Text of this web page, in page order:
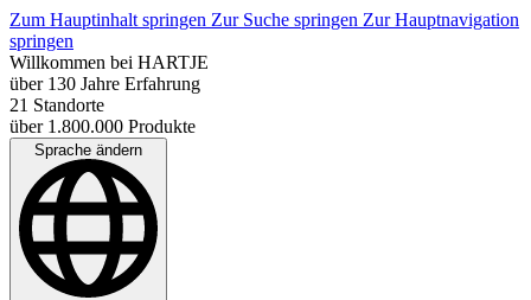
Zum Hauptinhalt springen Zur Suche springen Zur Hauptnavigation
springen
Willkommen bei HARTJE
über 130 Jahre Erfahrung
21 Standorte
über 1.800.000 Produkte
Sprache ändern